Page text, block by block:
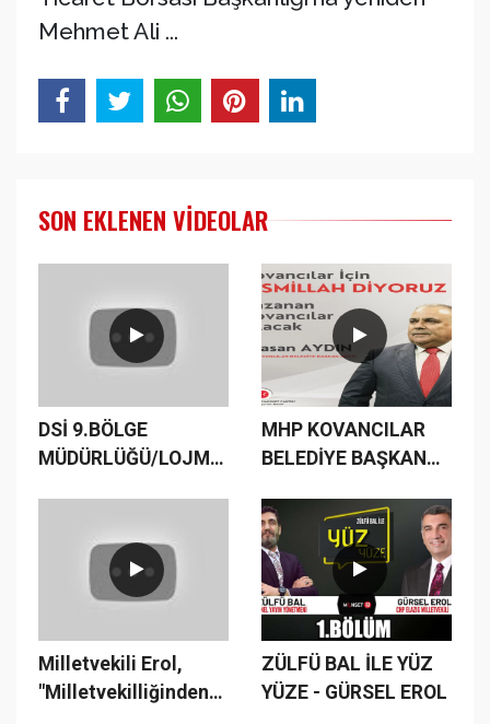
Mehmet Ali ...
SON EKLENEN VIDEOLAR
DSİ 9.BÖLGE
MÜDÜRLÜĞÜ/LOJMANLAR/KAMUDA
LOJMAN
MHP KOVANCILAR
BELEDİYE BAŞKAN
NOKTAYI KOYDU
Milletvekili Erol,
"Milletvekilliğinden
ZÜLFÜ BAL İLE YÜZ
YÜZE - GÜRSEL EROL